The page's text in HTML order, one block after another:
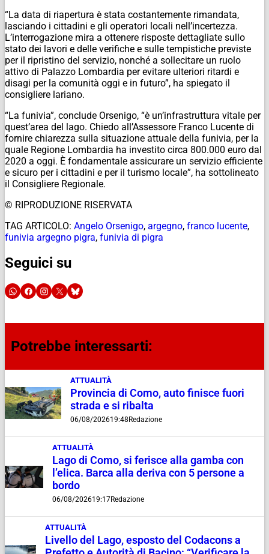
“La data di riapertura è stata costantemente rimandata,
lasciando i cittadini e gli operatori locali nell’incertezza.
L’interrogazione mira a ottenere risposte dettagliate sullo
stato dei lavori e delle verifiche e sulle tempistiche previste
per il ripristino del servizio, nonché a sollecitare un ruolo
attivo di Palazzo Lombardia per evitare ulteriori ritardi e
disagi per la comunità oggi e in futuro”, ha spiegato il
consigliere lariano.
“La funivia”, conclude Orsenigo, “è un’infrastruttura vitale per
quest’area del lago. Chiedo all’Assessore Franco Lucente di
fornire chiarezza sulla situazione attuale della funivia, per la
quale Regione Lombardia ha investito circa 800.000 euro dal
2020 a oggi. È fondamentale assicurare un servizio efficiente
e sicuro per i cittadini e per il turismo locale”, ha sottolineato
il Consigliere Regionale.
© RIPRODUZIONE RISERVATA
TAG ARTICOLO: Angelo Orsenigo, argegno, franco lucente,
funivia argegno pigra, funivia di pigra
Seguici su
Potrebbe interessarti:
ATTUALITÀ
Provincia di Como, auto finisce fuori
strada e si ribalta
06/08/202619:48 Redazione
ATTUALITÀ
Lago di Como, si ferisce alla gamba con
l’elica. Barca alla deriva con 5 persone a
bordo
06/08/202619:17Redazione
ATTUALITÀ
Livello del Lago, esposto del Codacons a